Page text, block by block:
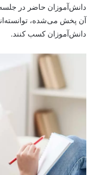
دانش‌آموزان حاضر در
آن پخش می‌شده،
دانش‌آموزان کسب کنند.